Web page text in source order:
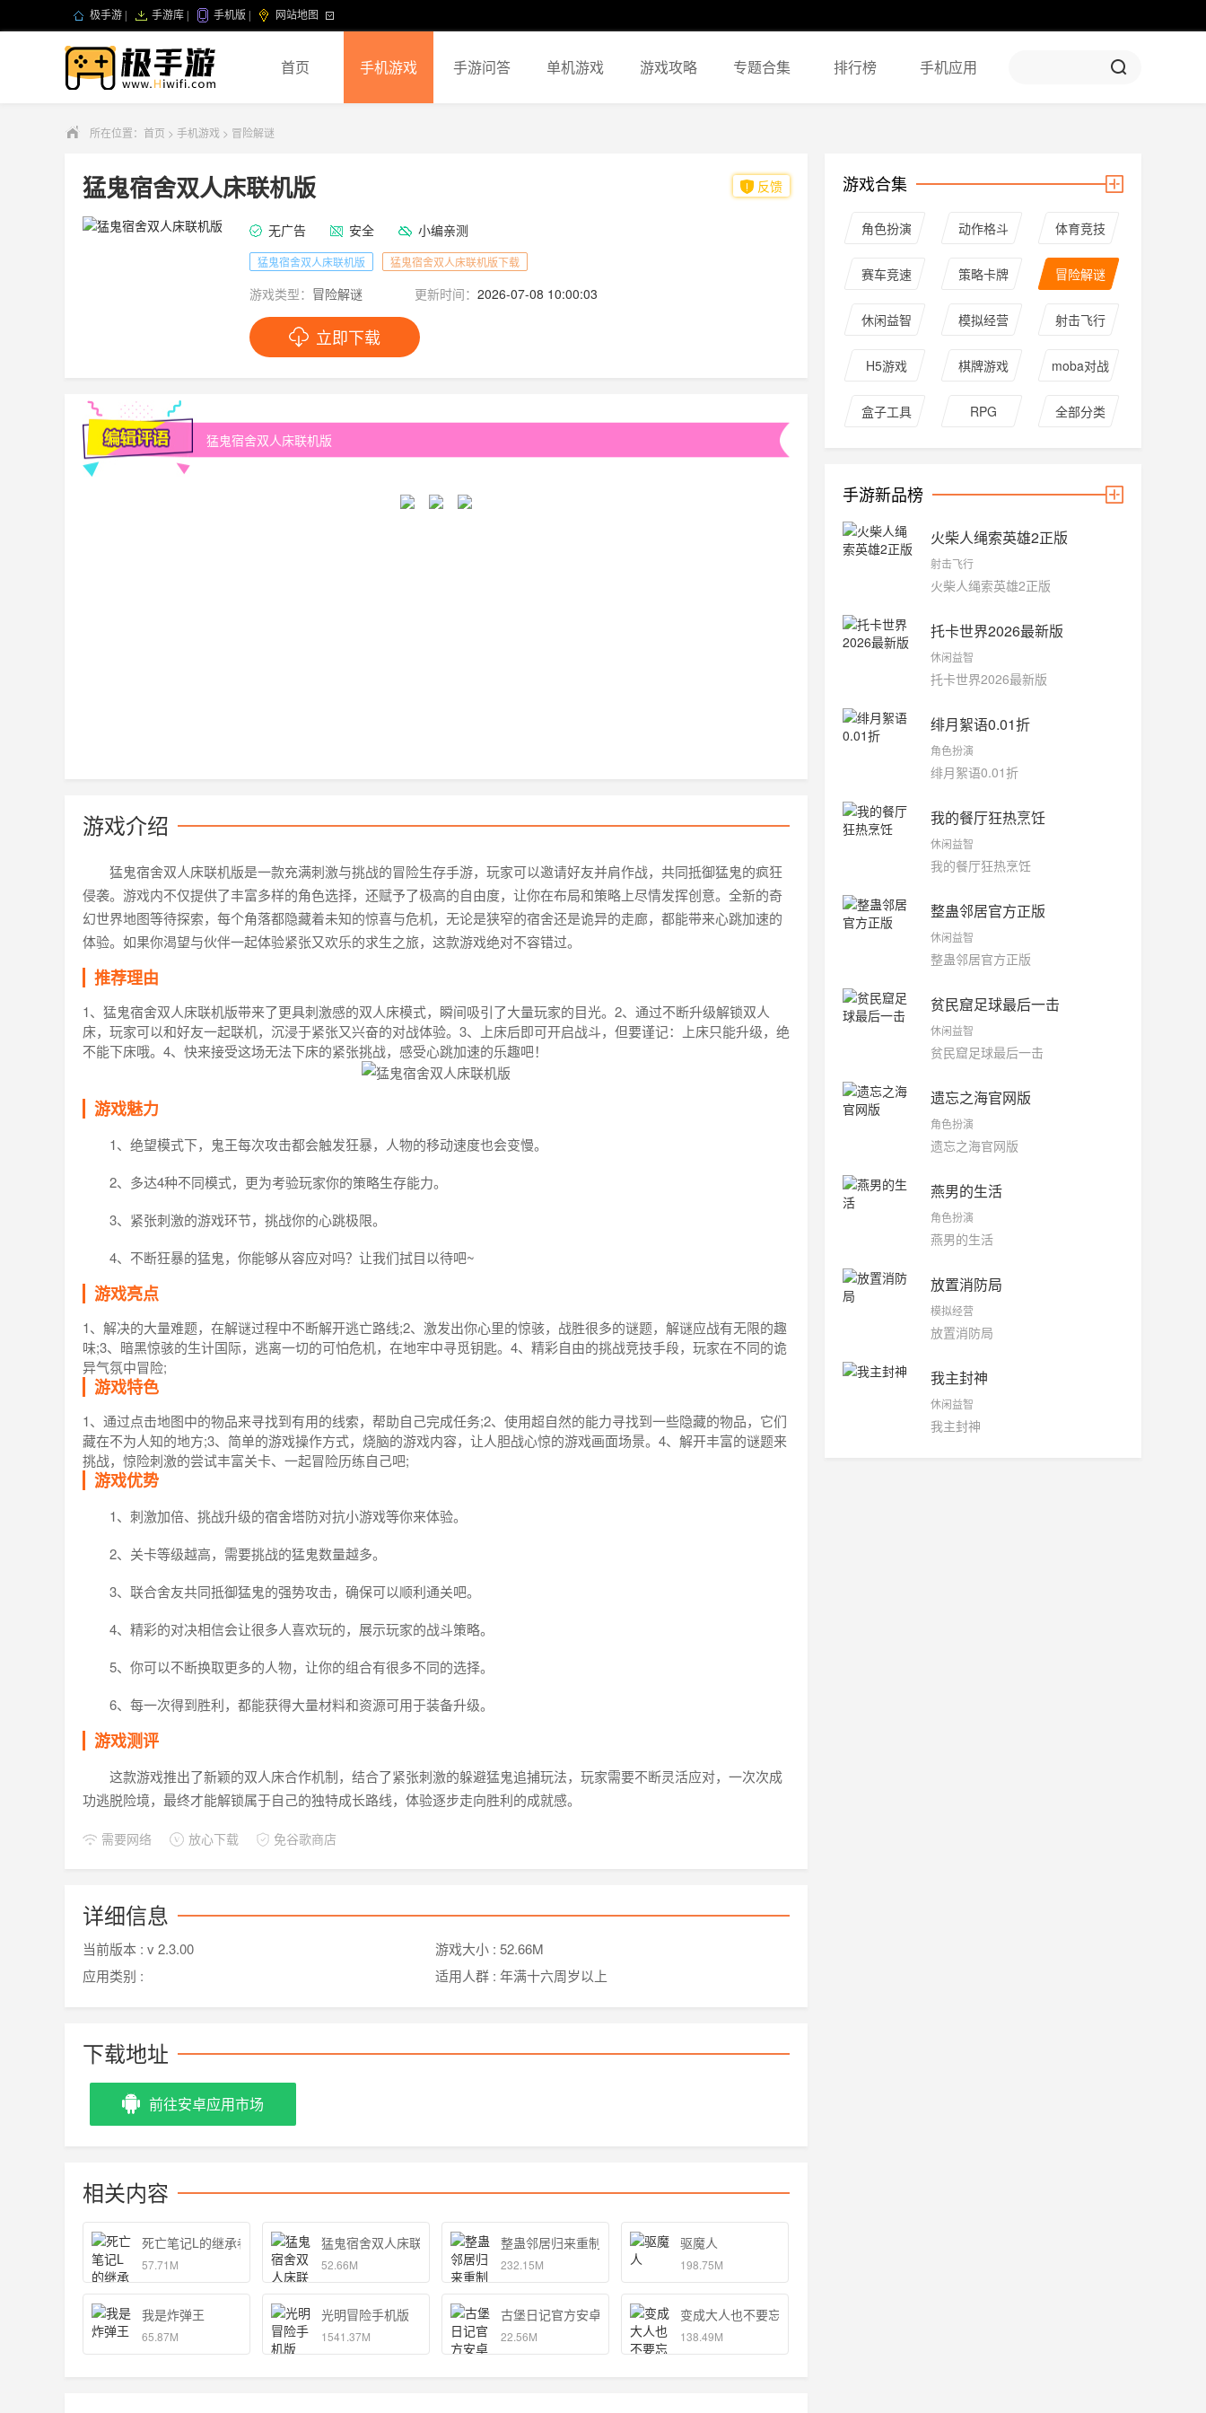
极手游 手游库 手机版 网站地图
首页 手机游戏 手游问答 单机游戏 游戏攻略 专题合集 排行榜 手机应用
所在位置： 首页 > 手机游戏 > 冒险解谜
猛鬼宿舍双人床联机版
无广告 安全 小编亲测
猛鬼宿舍双人床联机版 猛鬼宿舍双人床联机版下载
游戏类型： 冒险解谜 更新时间： 2026-07-08 10:00:03
立即下载
反馈
猛鬼宿舍双人床联机版
游戏介绍
猛鬼宿舍双人床联机版是一款充满刺激与挑战的冒险生存手游，玩家可以邀请好友并肩作战，共同抵御猛鬼的疯狂
侵袭。游戏内不仅提供了丰富多样的角色选择，还赋予了极高的自由度，让你在布局和策略上尽情发挥创意。全新的奇
幻世界地图等待探索，每个角落都隐藏着未知的惊喜与危机，无论是狭窄的宿舍还是诡异的走廊，都能带来心跳加速的
体验。如果你渴望与伙伴一起体验紧张又欢乐的求生之旅，这款游戏绝对不容错过。
推荐理由
1、猛鬼宿舍双人床联机版带来了更具刺激感的双人床模式，瞬间吸引了大量玩家的目光。2、通过不断升级解锁双人
床，玩家可以和好友一起联机，沉浸于紧张又兴奋的对战体验。3、上床后即可开启战斗，但要谨记：上床只能升级，绝
不能下床哦。4、快来接受这场无法下床的紧张挑战，感受心跳加速的乐趣吧！
游戏魅力
1、绝望模式下，鬼王每次攻击都会触发狂暴，人物的移动速度也会变慢。
2、多达4种不同模式，更为考验玩家你的策略生存能力。
3、紧张刺激的游戏环节，挑战你的心跳极限。
4、不断狂暴的猛鬼，你能够从容应对吗？让我们拭目以待吧~
游戏亮点
1、解决的大量难题，在解谜过程中不断解开逃亡路线;2、激发出你心里的惊骇，战胜很多的谜题，解谜应战有无限的趣
味;3、暗黑惊骇的生计国际，逃离一切的可怕危机，在地牢中寻觅钥匙。4、精彩自由的挑战竞技手段，玩家在不同的诡
异气氛中冒险;
游戏特色
1、通过点击地图中的物品来寻找到有用的线索，帮助自己完成任务;2、使用超自然的能力寻找到一些隐藏的物品，它们
藏在不为人知的地方;3、简单的游戏操作方式，烧脑的游戏内容，让人胆战心惊的游戏画面场景。4、解开丰富的谜题来
挑战，惊险刺激的尝试丰富关卡、一起冒险历练自己吧;
游戏优势
1、刺激加倍、挑战升级的宿舍塔防对抗小游戏等你来体验。
2、关卡等级越高，需要挑战的猛鬼数量越多。
3、联合舍友共同抵御猛鬼的强势攻击，确保可以顺利通关吧。
4、精彩的对决相信会让很多人喜欢玩的，展示玩家的战斗策略。
5、你可以不断换取更多的人物，让你的组合有很多不同的选择。
6、每一次得到胜利，都能获得大量材料和资源可用于装备升级。
游戏测评
这款游戏推出了新颖的双人床合作机制，结合了紧张刺激的躲避猛鬼追捕玩法，玩家需要不断灵活应对，一次次成
功逃脱险境，最终才能解锁属于自己的独特成长路线，体验逐步走向胜利的成就感。
需要网络 放心下载 免谷歌商店
详细信息
当前版本 : v 2.3.00 游戏大小 : 52.66M
应用类别 :
适用人群 : 年满十六周岁以上
下载地址
前往安卓应用市场
相关内容
死亡笔记L的继承者
57.71M
猛鬼宿舍双人床联机版
52.66M
整蛊邻居归来重制版
232.15M
驱魔人
198.75M
我是炸弹王
65.87M
光明冒险手机版
1541.37M
古堡日记官方安卓版
22.56M
变成大人也不要忘记
138.49M
游戏合集
角色扮演 动作格斗 体育竞技
赛车竞速 策略卡牌 冒险解谜
休闲益智 模拟经营 射击飞行
H5游戏 棋牌游戏 moba对战
盒子工具 RPG 全部分类
手游新品榜
火柴人绳索英雄2正版
射击飞行
火柴人绳索英雄2正版
托卡世界2026最新版
休闲益智
托卡世界2026最新版
绯月絮语0.01折
角色扮演
绯月絮语0.01折
我的餐厅狂热烹饪
休闲益智
我的餐厅狂热烹饪
整蛊邻居官方正版
休闲益智
整蛊邻居官方正版
贫民窟足球最后一击
休闲益智
贫民窟足球最后一击
遗忘之海官网版
角色扮演
遗忘之海官网版
燕男的生活
角色扮演
燕男的生活
放置消防局
模拟经营
放置消防局
我主封神
休闲益智
我主封神